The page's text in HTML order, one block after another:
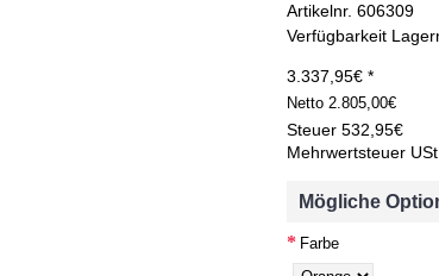
Artikelnr. 606309
Verfügbarkeit
3.337,95€ *
Netto 2.805,00€
Steuer 532,95€
Mehrwertsteuer
Mögliche
Farbe